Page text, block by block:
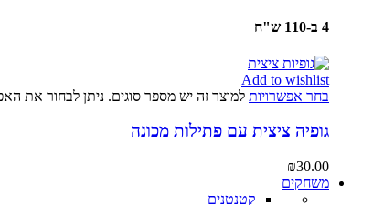
4 ב-110 ש"ח
Add to wishlist
בחר אפשרויות למוצר זה יש מספר סוגים. ניתן לבחור את
גופיה ציצית עם פתילות מכונה
₪30.00
משחקים
קטנטנים